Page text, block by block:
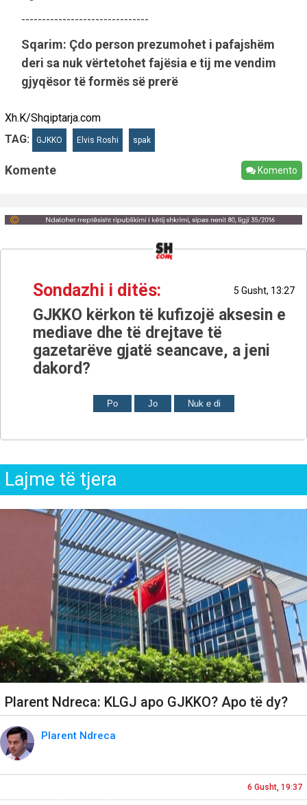
-------------------------------
Sqarim: Çdo person prezumohet i pafajshëm
deri sa nuk vërtetohet fajësia e tij me vendim
gjyqësor të formës së prerë
Xh.K/Shqiptarja.com
TAG:
GJKKO Elvis Roshi spak
Komente Komento
Sondazhi i ditës: 5 Gusht, 13:27
GJKKO kërkon të kufizojë aksesin e
mediave dhe të drejtave të
gazetarëve gjatë seancave, a jeni
dakord?
Po Jo Nuk e di
Lajme të tjera
Plarent Ndreca: KLGJ apo GJKKO? Apo të dy?
Plarent Ndreca
6 Gusht, 19:37